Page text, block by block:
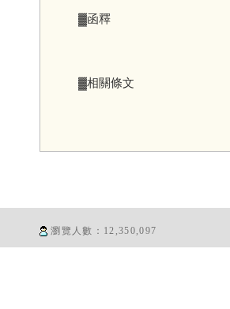
▓函釋
▓相關條文
瀏覽人數： 12,350,097